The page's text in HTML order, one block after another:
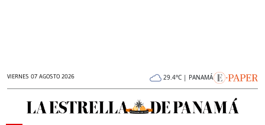
VIERNES 07 AGOSTO 2026 29.4°C | PANAMÁ